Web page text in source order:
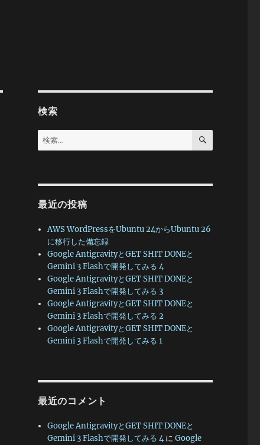
検索
検
索:
検
最近の投稿
AWS WordPressをUbuntu 24からUbuntu 26
に移行した備忘録
Google AntigravityとGET SHIT DONEと
Gemini 3 Flashで開発してみる 4
Google AntigravityとGET SHIT DONEと
Gemini 3 Flashで開発してみる 3
Google AntigravityとGET SHIT DONEと
Gemini 3 Flashで開発してみる 2
Google AntigravityとGET SHIT DONEと
Gemini 3 Flashで開発してみる 1
最近のコメント
Google AntigravityとGET SHIT DONEと
Gemini 3 Flashで開発してみる 4 にGoogle